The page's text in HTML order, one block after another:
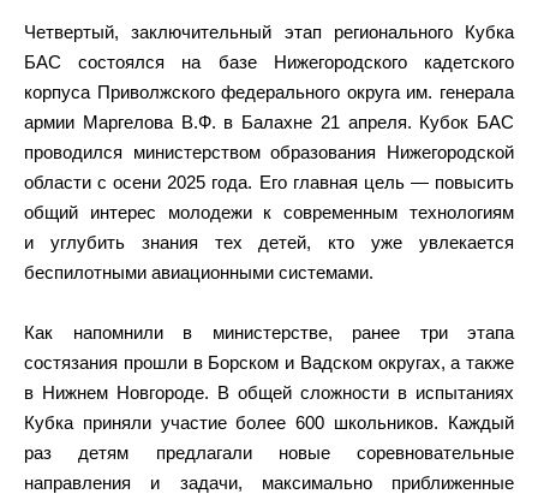
Четвертый, заключительный этап регионального Кубка
БАС состоялся на базе Нижегородского кадетского
корпуса Приволжского федерального округа им. генерала
армии Маргелова В.Ф. в Балахне 21 апреля. Кубок БАС
проводился министерством образования Нижегородской
области с осени 2025 года. Его главная цель — повысить
общий интерес молодежи к современным технологиям
и углубить знания тех детей, кто уже увлекается
беспилотными авиационными системами.
Как напомнили в министерстве, ранее три этапа
состязания прошли в Борском и Вадском округах, а также
в Нижнем Новгороде. В общей сложности в испытаниях
Кубка приняли участие более 600 школьников. Каждый
раз детям предлагали новые соревновательные
направления и задачи, максимально приближенные